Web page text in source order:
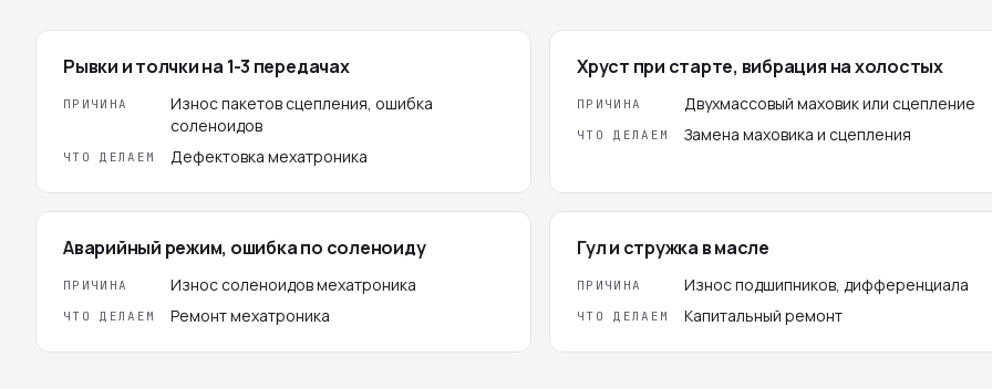
Рывки и толчки на 1-3 передачах
ПРИЧИНА
Износ пакетов сцепления, ошибка
соленоидов
ЧТО ДЕЛАЕМ Дефектовка мехатроника
Хруст при старте, вибрация на холостых
ПРИЧИНА Двухмассовый маховик или сцепление
ЧТО ДЕЛАЕМ Замена маховика и сцепления
Аварийный режим, ошибка по соленоиду
ПРИЧИНА Износ соленоидов мехатроника
ЧТО ДЕЛАЕМ Ремонт мехатроника
Гул и стружка в масле
ПРИЧИНА Износ подшипников, дифференциала
ЧТО ДЕЛАЕМ Капитальный ремонт